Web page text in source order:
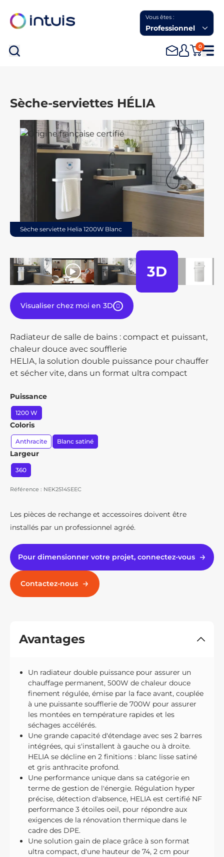
Vous êtes :
Professionnel
0
Sèche-serviettes HÉLIA
Sèche serviette Helia 1200W Blanc
play 3D
Visualiser chez moi en 3D
Radiateur de salle de bains : compact et puissant,
chaleur douce avec soufflerie
HELIA, la solution double puissance pour chauffer
et sécher vite, dans un format ultra compact
Puissance
1200 W
Coloris
Anthracite Blanc satiné
Largeur
360
Référence : NEK2514SEEC
Les pièces de rechange et accessoires doivent être
installés par un professionnel agréé.
Pour dimensionner votre projet, connectez-vous
Contactez-nous
Avantages
Un radiateur double puissance pour assurer un
chauffage permanent, 500W de chaleur douce
finement régulée, émise par la face avant, couplée
à une puissante soufflerie de 700W pour assurer
les montées en température rapides et les
séchages accélérés.
Une grande capacité d'étendage avec ses 2 barres
intégrées, qui s'installent à gauche ou à droite.
HELIA se décline en 2 finitions : blanc lisse satiné
et gris anthracite profond.
Une performance unique dans sa catégorie en
terme de gestion de l'énergie. Régulation hyper
précise, détection d'absence, HELIA est certifié NF
performance 3 étoiles oeil, pour répondre aux
exigences de la rénovation thermique dans le
cadre des DPE.
Une solution gain de place grâce à son format
ultra compact, d'une hauteur de 74, 2 cm pour